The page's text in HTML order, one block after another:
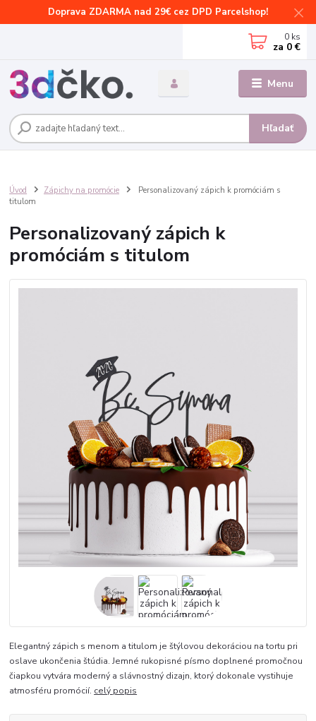
Doprava ZDARMA nad 29€ cez DPD Parcelshop!
Menu
Hľadať
0 ks
za 0 €
Úvod Zápichy na promócie
Personalizovaný zápich k promóciám s
titulom
Personalizovaný zápich k
promóciám s titulom
Elegantný zápich s menom a titulom je štýlovou dekoráciou na tortu pri
oslave ukončenia štúdia. Jemné rukopisné písmo doplnené promočnou
čiapkou vytvára moderný a slávnostný dizajn, ktorý dokonale vystihuje
atmosféru promócií. celý popis